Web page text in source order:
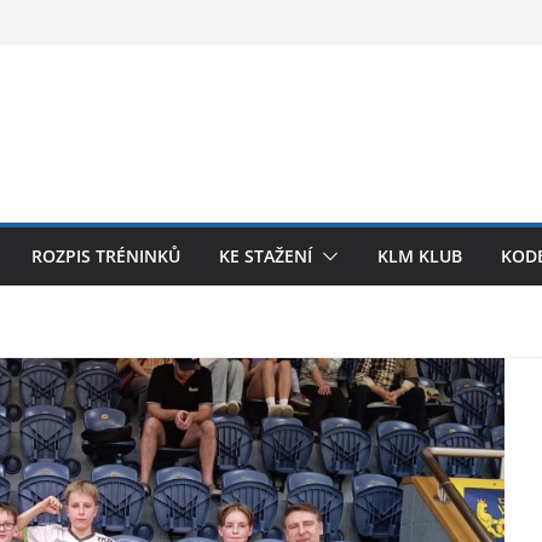
ROZPIS TRÉNINKŮ KE STAŽENÍ KLM KLUB